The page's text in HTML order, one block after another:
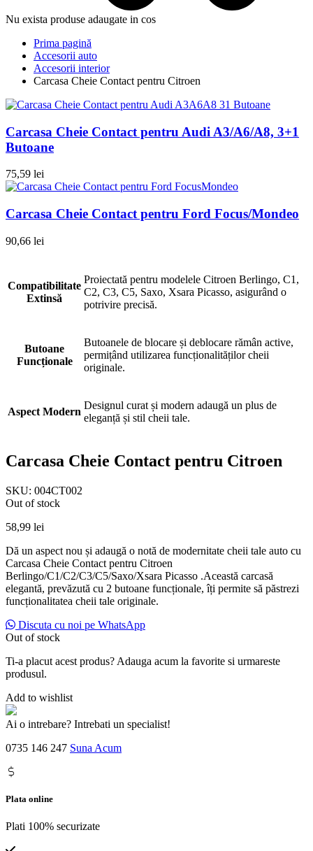
Nu exista produse adaugate in cos
Prima pagină
Accesorii auto
Accesorii interior
Carcasa Cheie Contact pentru Citroen
Carcasa Cheie Contact pentru Audi A3/A6/A8, 3+1
Butoane
75,59 lei
Carcasa Cheie Contact pentru Ford Focus/Mondeo
90,66 lei
Compatibilitate
Extinsă
Proiectată pentru modelele Citroen Berlingo, C1,
C2, C3, C5, Saxo, Xsara Picasso, asigurând o
potrivire precisă.
Butoane
Funcționale
Butoanele de blocare și deblocare rămân active,
permițând utilizarea funcționalităților cheii
originale.
Aspect Modern
Designul curat și modern adaugă un plus de
eleganță și stil cheii tale.
Carcasa Cheie Contact pentru Citroen
SKU: 004CT002
Out of stock
58,99 lei
Dă un aspect nou și adaugă o notă de modernitate cheii tale auto cu
Carcasa Cheie Contact pentru Citroen
Berlingo/C1/C2/C3/C5/Saxo/Xsara Picasso .Această carcasă
elegantă, prevăzută cu 2 butoane funcționale, îți permite să păstrezi
funcționalitatea cheii tale originale.
Discuta cu noi pe WhatsApp
Out of stock
Ti-a placut acest produs? Adauga acum la favorite si urmareste
produsul.
Add to wishlist
Ai o intrebare? Intrebati un specialist!
0735 146 247 Suna Acum
Plata online
Plati 100% securizate